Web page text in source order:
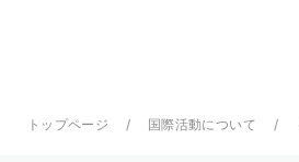
トップページ 国際活動について